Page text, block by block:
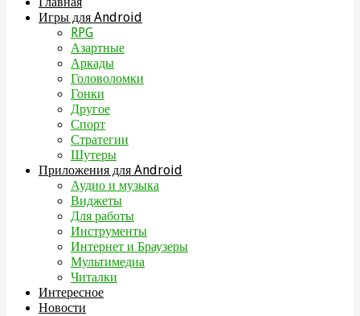
Игры для Android
RPG
Азартные
Аркады
Головоломки
Гонки
Другое
Спорт
Стратегии
Шутеры
Приложения для Android
Аудио и музыка
Виджеты
Для работы
Инструменты
Интернет и Браузеры
Мультимедиа
Читалки
Интересное
Новости